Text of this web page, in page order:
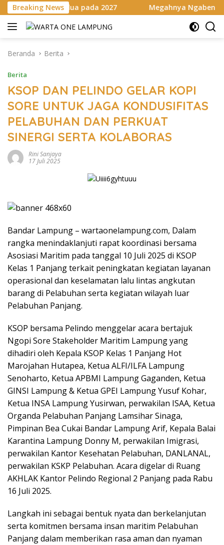
Langsung
ke
konten
Breaking News
pada 2027 Megahnya Ngaben Massal Balinuraga,
Beranda Berita
Berita
KSOP DAN PELINDO GELAR KOPI
SORE UNTUK JAGA KONDUSIFITAS
PELABUHAN DAN PERKUAT
SINERGI SERTA KOLABORAS
Rini Sanjaya
17 Juli 2025
Bandar Lampung – wartaonelampung.com, Dalam
rangka menindaklanjuti rapat koordinasi bersama
Asosiasi Maritim pada tanggal 10 Juli 2025 di KSOP
Kelas 1 Panjang terkait peningkatan kegiatan layanan
operasional dan keselamatan lalu lintas angkutan
barang di Pelabuhan serta kegiatan wilayah luar
Pelabuhan Panjang.
KSOP bersama Pelindo menggelar acara bertajuk
Ngopi Sore Stakeholder Maritim Lampung yang
dihadiri oleh Kepala KSOP Kelas 1 Panjang Hot
Marojahan Hutapea, Ketua ALFI/ILFA Lampung
Senoharto, Ketua APBMI Lampung Gaganden, Ketua
GINSI Lampung & Ketua GPEI Lampung Yusuf Kohar,
Ketua INSA Lampung Yusirwan, perwakilan ISAA, Ketua
Organda Pelabuhan Panjang Lamsihar Sinaga,
Pimpinan Bea Cukai Bandar Lampung Arif, Kepala Balai
Karantina Lampung Donny M, perwakilan Imigrasi,
perwakilan Kantor Kesehatan Pelabuhan, DANLANAL,
perwakilan KSKP Pelabuhan. Acara digelar di Ruang
AKHLAK Kantor Pelindo Regional 2 Panjang pada Rabu
16 Juli 2025.
Langkah ini sebagai bentuk nyata dan berkelanjutan
serta komitmen bersama insan maritim Pelabuhan
Panjang dalam memberikan rasa aman dan nyaman